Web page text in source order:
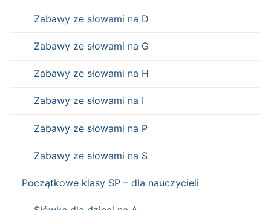
Zabawy ze słowami na D
Zabawy ze słowami na G
Zabawy ze słowami na H
Zabawy ze słowami na I
Zabawy ze słowami na P
Zabawy ze słowami na S
Początkowe klasy SP – dla nauczycieli